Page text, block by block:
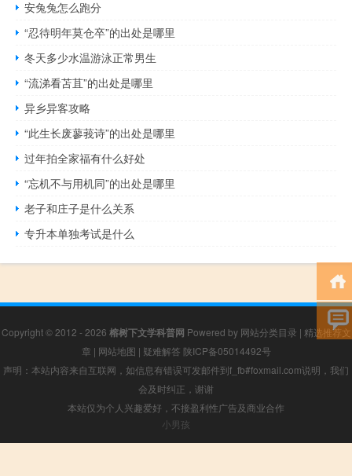
安兔兔怎么跑分
“忍待明年莫仓卒”的出处是哪里
冬天多少水温游泳正常男生
“流涕看苫苴”的出处是哪里
异乡异客攻略
“此生长废蓼莪诗”的出处是哪里
过年拍全家福有什么好处
“忘机不与用机同”的出处是哪里
老子和庄子是什么关系
专升本单独考试是什么
Copyright © 2012 - 2026 榕树下文学科普网 Powered by 网站分类目录 | 精选推荐文
章 | 网站地图 | 疑难解答 陕ICP备05014492号
声明：本站内容来自互联网，如信息有错误可发邮件到f_fb#foxmail.com说明，我们
会及时纠正，谢谢
本站仅为个人兴趣爱好，不接盈利性广告及商业合作
小男孩